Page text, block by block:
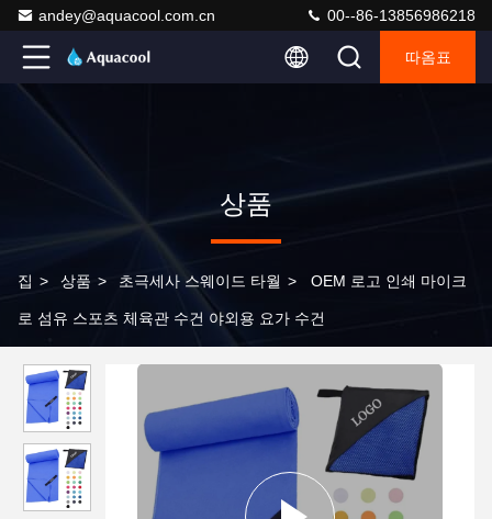
andey@aquacool.com.cn 00--86-13856986218
따옴표
상품
집 > 상품 > 초극세사 스웨이드 타월 > OEM 로고 인쇄 마이크
로 섬유 스포츠 체육관 수건 야외용 요가 수건